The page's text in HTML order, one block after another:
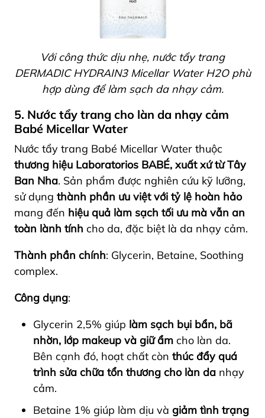
Với công thức dịu nhẹ, nước tẩy trang
DERMADIC HYDRAIN3 Micellar Water H2O phù
hợp dùng để làm sạch da nhạy cảm.
5. Nước tẩy trang cho làn da nhạy cảm
Babé Micellar Water
Nước tẩy trang Babé Micellar Water thuộc
thương hiệu Laboratorios BABÉ, xuất xứ từ Tây
Ban Nha. Sản phẩm được nghiên cứu kỹ lưỡng,
sử dụng thành phần ưu việt với tỷ lệ hoàn hảo
mang đến hiệu quả làm sạch tối ưu mà vẫn an
toàn lành tính cho da, đặc biệt là da nhạy cảm.
Thành phần chính: Glycerin, Betaine, Soothing
complex.
Công dụng:
Glycerin 2,5% giúp làm sạch bụi bẩn, bã
nhờn, lớp makeup và giữ ẩm cho làn da.
Bên cạnh đó, hoạt chất còn thúc đẩy quá
trình sửa chữa tổn thương cho làn da nhạy
cảm.
Betaine 1% giúp làm dịu và giảm tình trạng